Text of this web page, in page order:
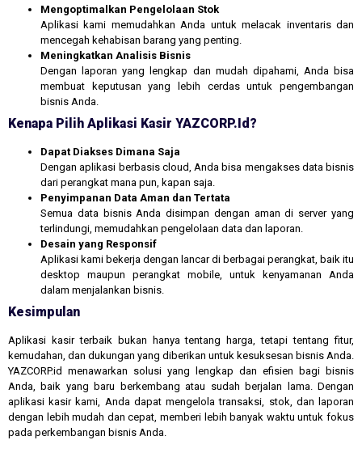
Mengoptimalkan Pengelolaan Stok
Aplikasi kami memudahkan Anda untuk melacak inventaris dan
mencegah kehabisan barang yang penting.
Meningkatkan Analisis Bisnis
Dengan laporan yang lengkap dan mudah dipahami, Anda bisa
membuat keputusan yang lebih cerdas untuk pengembangan
bisnis Anda.
Kenapa Pilih Aplikasi Kasir YAZCORP.id?
Dapat Diakses Dimana Saja
Dengan aplikasi berbasis cloud, Anda bisa mengakses data bisnis
dari perangkat mana pun, kapan saja.
Penyimpanan Data Aman dan Tertata
Semua data bisnis Anda disimpan dengan aman di server yang
terlindungi, memudahkan pengelolaan data dan laporan.
Desain yang Responsif
Aplikasi kami bekerja dengan lancar di berbagai perangkat, baik itu
desktop maupun perangkat mobile, untuk kenyamanan Anda
dalam menjalankan bisnis.
Kesimpulan
Aplikasi kasir terbaik bukan hanya tentang harga, tetapi tentang fitur,
kemudahan, dan dukungan yang diberikan untuk kesuksesan bisnis Anda.
YAZCORP.id menawarkan solusi yang lengkap dan efisien bagi bisnis
Anda, baik yang baru berkembang atau sudah berjalan lama. Dengan
aplikasi kasir kami, Anda dapat mengelola transaksi, stok, dan laporan
dengan lebih mudah dan cepat, memberi lebih banyak waktu untuk fokus
pada perkembangan bisnis Anda.